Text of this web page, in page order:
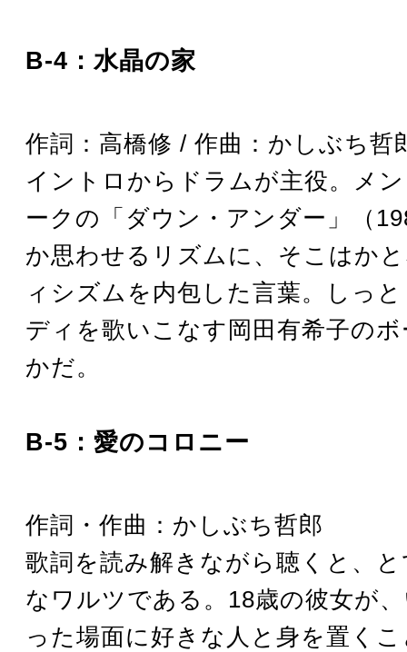
B-4：水晶の家
作詞：高橋修 / 作曲：かしぶち哲
イントロからドラムが主役。メ
ークの「ダウン・アンダー」（
か思わせるリズムに、そこはか
ィシズムを内包した言葉。しっ
ディを歌いこなす岡田有希子の
かだ。
B-5：愛のコロニー
作詞・作曲：かしぶち哲郎
歌詞を読み解きながら聴くと、
なワルツである。18歳の彼女が
った場面に好きな人と身を置く